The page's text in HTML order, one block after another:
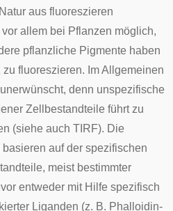
aus fluoreszieren
allem bei Pflanzen möglich,
pflanzliche Pigmente haben
fluoreszieren. Im Allgemeinen
denn unspezifische
Zellbestandteile führt zu
(siehe auch TIRF). Die
auf der spezifischen
meist bestimmter
entweder mit Hilfe spezifisch
Liganden (z. B. Phalloidin-